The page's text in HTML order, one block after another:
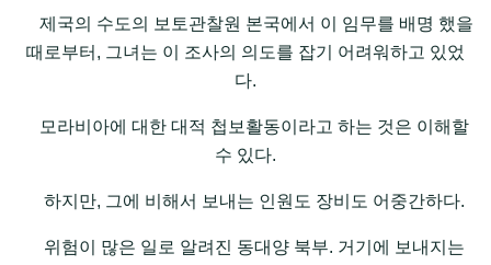
제국의 수도의 보토관찰원 본국에서 이 임무를 배명 했을
때로부터, 그녀는 이 조사의 의도를 잡기 어려워하고 있었
다.
모라비아에 대한 대적 첩보활동이라고 하는 것은 이해할
수 있다.
하지만, 그에 비해서 보내는 인원도 장비도 어중간하다.
위험이 많은 일로 알려진 동대양 북부. 거기에 보내지는